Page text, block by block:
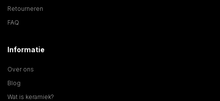
Retourneren
FAQ
Informatie
Over ons
Blog
Wat is keramiek?